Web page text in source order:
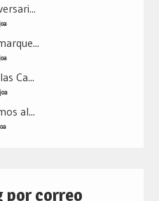
Ca...
al...
por correo